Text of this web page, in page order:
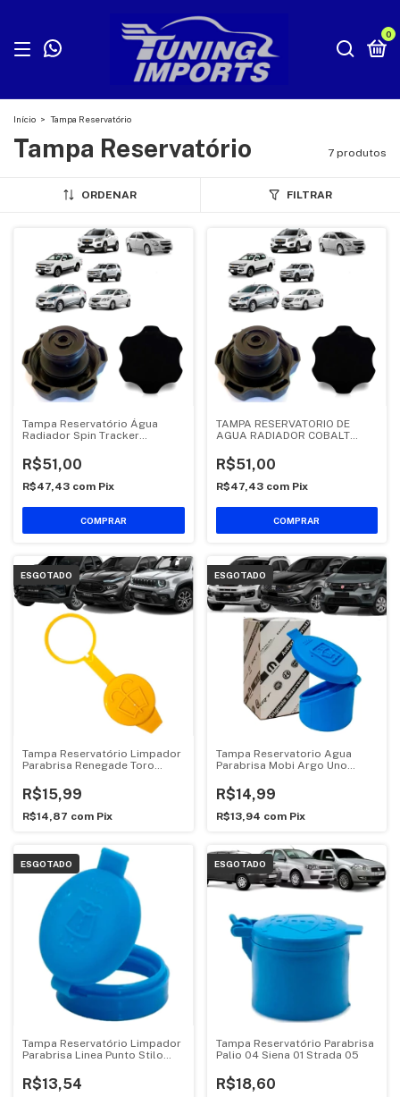
0
Início > Tampa Reservatório
Tampa Reservatório 7 produtos
ORDENAR FILTRAR
Tampa Reservatório Água
Radiador Spin Tracker
R$51,00
R$47,43 com Pix
TAMPA RESERVATORIO DE
AGUA RADIADOR COBALT
SONIC S10
R$51,00
R$47,43 com Pix
ESGOTADO
Tampa Reservatório Limpador
Parabrisa Renegade Toro
R$15,99
R$14,87 com Pix
ESGOTADO
Tampa Reservatorio Agua
Parabrisa Mobi Argo Uno
R$14,99
R$13,94 com Pix
ESGOTADO
Tampa Reservatório Limpador
Parabrisa Linea Punto Stilo
R$13,54
ESGOTADO
Tampa Reservatório Parabrisa
Palio 04 Siena 01 Strada 05
R$18,60